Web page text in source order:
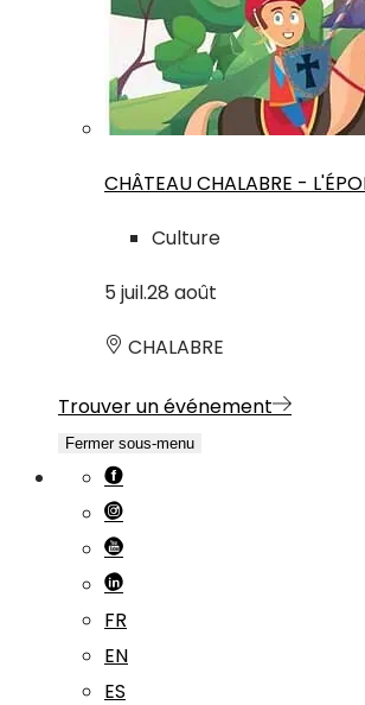
CHÂTEAU CHALABRE -
Culture
5 juil.28 août
CHALABRE
Trouver un événement
Fermer sous-menu
FR
EN
ES